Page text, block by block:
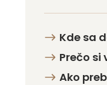
Kde sa
Prečo si
Ako